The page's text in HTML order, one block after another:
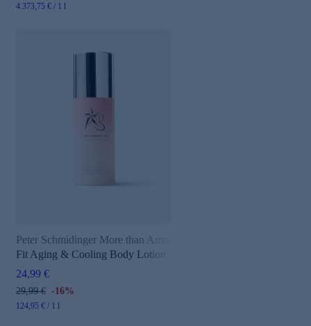
4.373,75 € / 1 l
Peter Schmidinger More than Ampoules+
Fit Aging & Cooling Body Lotion
24,99 €
29,99 € -16%
124,95 € / 1 l